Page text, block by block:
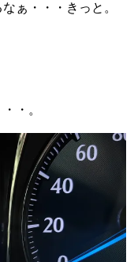
ぁ・・・きっと。
・。